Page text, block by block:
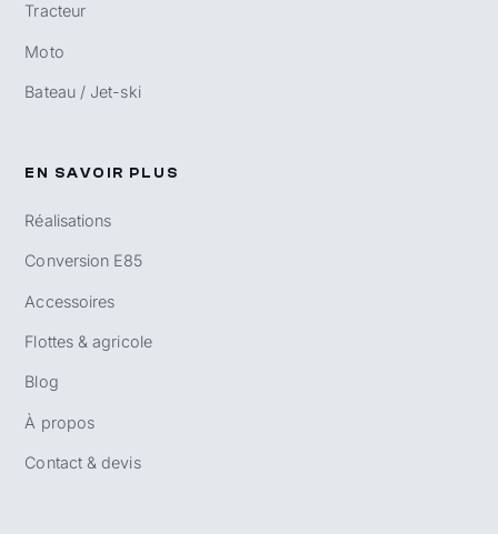
Tracteur
Moto
Bateau / Jet-ski
EN SAVOIR PLUS
Réalisations
Conversion E85
Accessoires
Flottes & agricole
Blog
À propos
Contact & devis